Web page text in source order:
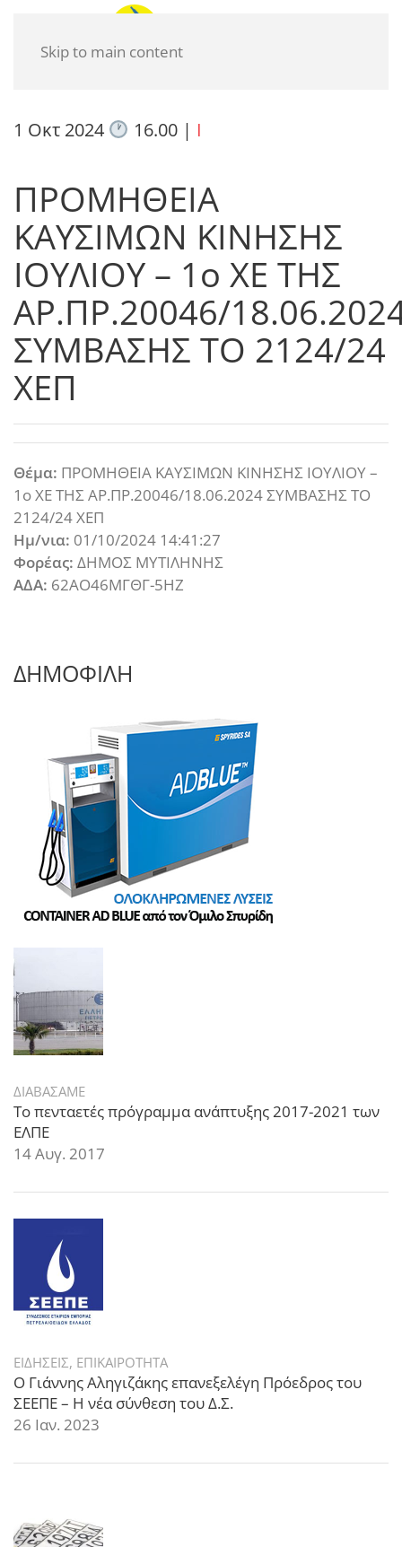
Skip to main content
1 Οκτ 2024 16.00| I
ΠΡΟΜΗΘΕΙΑ
ΚΑΥΣΙΜΩΝ ΚΙΝΗΣΗΣ
ΙΟΥΛΙΟΥ – 1ο ΧΕ ΤΗΣ
ΑΡ.ΠΡ.20046/
ΣΥΜΒΑΣΗΣ ΤΟ 2124/24
ΧΕΠ
Θέμα: ΠΡΟΜΗΘΕΙΑ ΚΑΥΣΙΜΩΝ ΚΙΝΗΣΗΣ ΙΟΥΛΙΟΥ –
1ο ΧΕ ΤΗΣ ΑΡ.ΠΡ.20046/18.06.2024 ΣΥΜΒΑΣΗΣ ΤΟ
2124/24 ΧΕΠ
Ημ/νια: 01/10/2024 14:41:27
Φορέας: ΔΗΜΟΣ ΜΥΤΙΛΗΝΗΣ
ΑΔΑ: 62ΑΟ46ΜΓΘΓ-5ΗΖ
ΔΗΜΟΦΙΛΗ
ΔΙΑΒΑΣΑΜΕ
Το πενταετές πρόγραμμα ανάπτυξης 2017-2021 των
ΕΛΠΕ
14 Αυγ. 2017
ΕΙΔΗΣΕΙΣ, ΕΠΙΚΑΙΡΟΤΗΤΑ
Ο Γιάννης Αληγιζάκης επανεξελέγη Πρόεδρος του
ΣΕΕΠΕ – Η νέα σύνθεση του Δ.Σ.
26 Ιαν. 2023